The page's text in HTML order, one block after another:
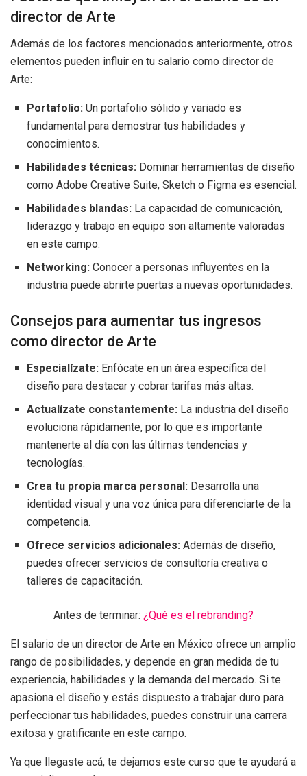
director de Arte
Además de los factores mencionados anteriormente, otros
elementos pueden influir en tu salario como director de
Arte:
Portafolio: Un portafolio sólido y variado es
fundamental para demostrar tus habilidades y
conocimientos.
Habilidades técnicas: Dominar herramientas de diseño
como Adobe Creative Suite, Sketch o Figma es esencial.
Habilidades blandas: La capacidad de comunicación,
liderazgo y trabajo en equipo son altamente valoradas
en este campo.
Networking: Conocer a personas influyentes en la
industria puede abrirte puertas a nuevas oportunidades.
Consejos para aumentar tus ingresos
como director de Arte
Especialízate: Enfócate en un área específica del
diseño para destacar y cobrar tarifas más altas.
Actualízate constantemente: La industria del diseño
evoluciona rápidamente, por lo que es importante
mantenerte al día con las últimas tendencias y
tecnologías.
Crea tu propia marca personal: Desarrolla una
identidad visual y una voz única para diferenciarte de la
competencia.
Ofrece servicios adicionales: Además de diseño,
puedes ofrecer servicios de consultoría creativa o
talleres de capacitación.
Antes de terminar: ¿Qué es el rebranding?
El salario de un director de Arte en México ofrece un amplio
rango de posibilidades, y depende en gran medida de tu
experiencia, habilidades y la demanda del mercado. Si te
apasiona el diseño y estás dispuesto a trabajar duro para
perfeccionar tus habilidades, puedes construir una carrera
exitosa y gratificante en este campo.
Ya que llegaste acá, te dejamos este curso que te ayudará a